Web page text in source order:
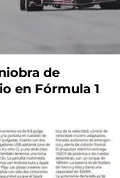
de
en Fórmula 1